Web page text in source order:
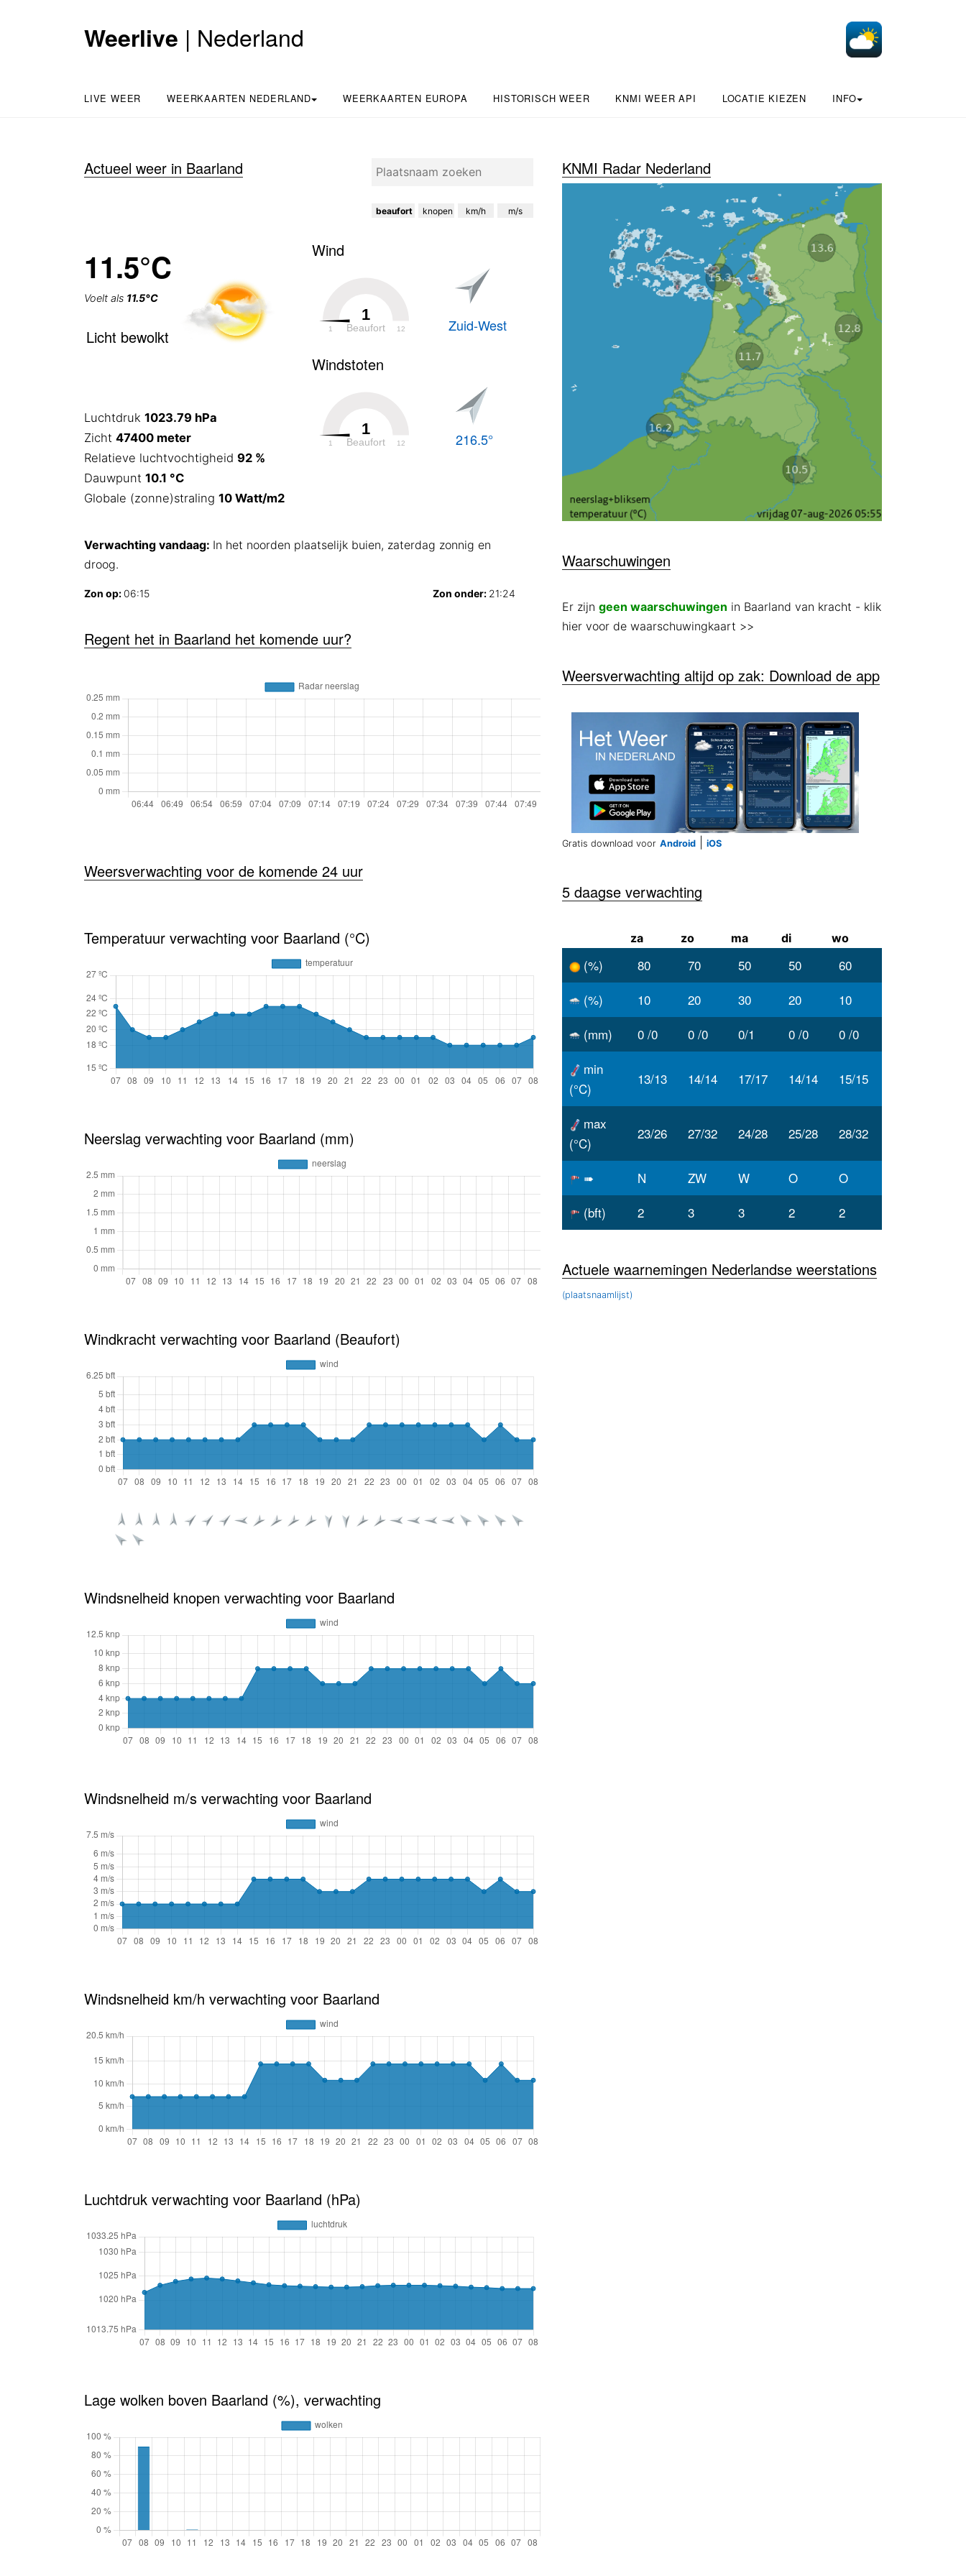
Weerlive | Nederland
LIVE WEER WEERKAARTEN NEDERLAND WEERKAARTEN EUROPA HISTORISCH WEER KNMI WEER API LOCATIE KIEZEN INFO
Actueel weer in Baarland
beaufort knopen km/h m/s
Wind
1
Beaufort
1 12 Zuid-West
Windstoten
1
Beaufort
1 12 216.5°
11.5°C
Voelt als 11.5°C
Licht bewolkt
Luchtdruk 1023.79 hPa
Zicht 47400 meter
Relatieve luchtvochtigheid 92 %
Dauwpunt 10.1 °C
Globale (zonne)straling 10 Watt/m2
Verwachting vandaag: In het noorden plaatselijk buien, zaterdag zonnig en
droog.
Zon op: 06:15 Zon onder: 21:24
Regent het in Baarland het komende uur?
Weersverwachting voor de komende 24 uur
Temperatuur verwachting voor Baarland (°C)
Neerslag verwachting voor Baarland (mm)
Windkracht verwachting voor Baarland (Beaufort)
Windsnelheid knopen verwachting voor Baarland
Windsnelheid m/s verwachting voor Baarland
Windsnelheid km/h verwachting voor Baarland
Luchtdruk verwachting voor Baarland (hPa)
Lage wolken boven Baarland (%), verwachting
KNMI Radar Nederland
Waarschuwingen
Er zijn geen waarschuwingen in Baarland van kracht - klik
hier voor de waarschuwingkaart >>
Weersverwachting altijd op zak: Download de app
Gratis download voor Android| iOS
5 daagse verwachting
za zo ma di wo
(%) 80 70 50 50
60
(%)
10 20 30 20
10
(mm)
0 /0 0 /0 0/1 0 /0
0 /0
min
(°C)
13/13 14/14 17/17 14/14 15/15
max
(°C)
23/26 27/32 24/28 25/28 28/32
➠ N ZW W O
O
(bft)
2 3 3 2 2
Actuele waarnemingen Nederlandse weerstations
(plaatsnaamlijst)